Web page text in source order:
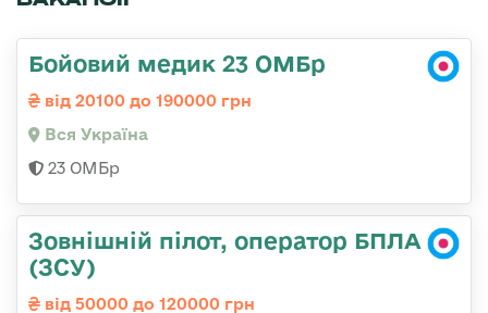
Бойовий медик 23 ОМБр
від 20100 до 190000 грн
Вся Україна
23 ОМБр
Зовнішній пілот, оператор БПЛА
(ЗСУ)
від 50000 до 120000 грн